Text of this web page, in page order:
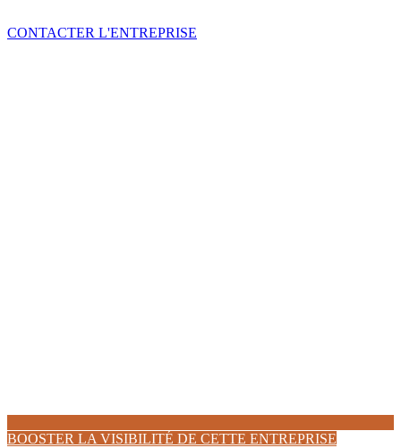
CONTACTER L'ENTREPRISE
BOOSTER LA VISIBILITÉ DE CETTE ENTREPRISE